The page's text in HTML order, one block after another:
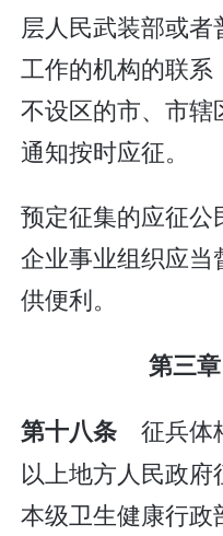
层人民武装部或
工作的机构的联系
不设区的市、市
通知按时应征。
预定征集的应征公
企业事业组织应当
供便利。
第三
第十八条 征兵体
以上地方人民政府
本级卫生健康行